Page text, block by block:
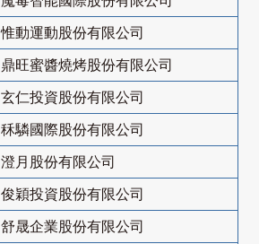
惟動運動股份有限公司
鼎旺蜜醬燒烤股份有限公司
玄仁投資股份有限公司
秝驎國際股份有限公司
澄月股份有限公司
俊穎投資股份有限公司
舒晟企業股份有限公司